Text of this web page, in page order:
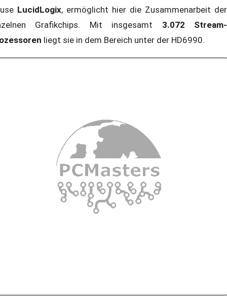
LucidLogix, ermöglicht hier die Zusammenarbeit der
Grafikchips. Mit insgesamt 3.072 Stream-
liegt sie in dem Bereich unter der HD6990.